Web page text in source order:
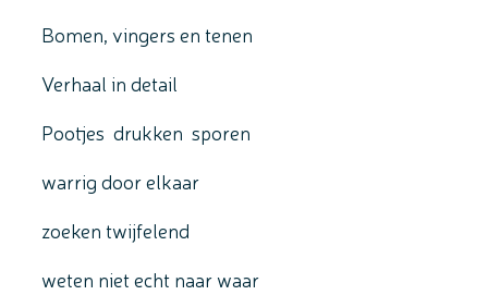
Bomen, vingers en tenen
Verhaal in detail
Pootjes drukken sporen
warrig door elkaar
zoeken twijfelend
weten niet echt naar waar